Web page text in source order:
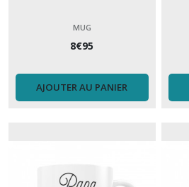
MUG
8€95
AJOUTER AU PANIER